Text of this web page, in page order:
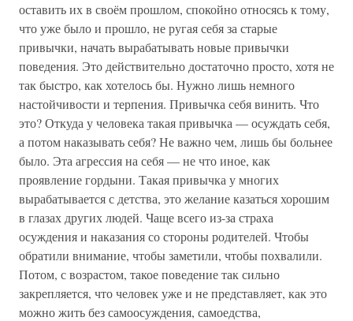
оставить их в своём прошлом, спокойно относясь к тому,
что уже было и прошло, не ругая себя за старые
привычки, начать вырабатывать новые привычки
поведения. Это действительно достаточно просто, хотя не
так быстро, как хотелось бы. Нужно лишь немного
настойчивости и терпения. Привычка себя винить. Что
это? Откуда у человека такая привычка — осуждать себя,
а потом наказывать себя? Не важно чем, лишь бы больнее
было. Эта агрессия на себя — не что иное, как
проявление гордыни. Такая привычка у многих
вырабатывается с детства, это желание казаться хорошим
в глазах других людей. Чаще всего из-за страха
осуждения и наказания со стороны родителей. Чтобы
обратили внимание, чтобы заметили, чтобы похвалили.
Потом, с возрастом, такое поведение так сильно
закрепляется, что человек уже и не представляет, как это
можно жить без самоосуждения, самоедства,